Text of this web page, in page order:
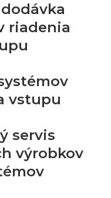
riadenia
vstupu
servis
výrobkov